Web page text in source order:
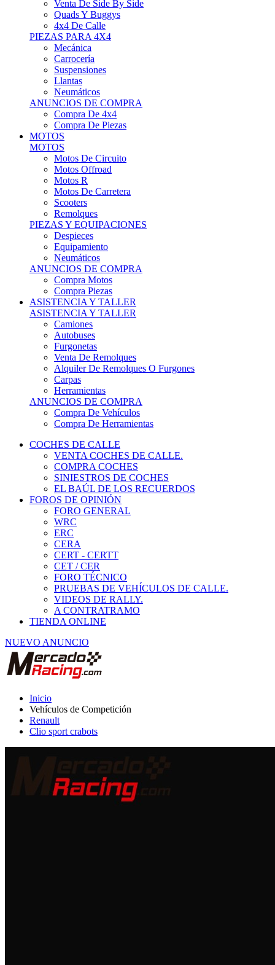
Motos R
Motos De Carretera
Scooters
Remolques
PIEZAS Y EQUIPACIONES
Despieces
Equipamiento
Neumáticos
ANUNCIOS DE COMPRA
Compra Motos
Compra Piezas
ASISTENCIA Y TALLER
ASISTENCIA Y TALLER
Camiones
Autobuses
Furgonetas
Venta De Remolques
Alquiler De Remolques O Furgones
Carpas
Herramientas
ANUNCIOS DE COMPRA
Compra De Vehículos
Compra De Herramientas
COCHES DE CALLE
VENTA COCHES DE CALLE.
COMPRA COCHES
SINIESTROS DE COCHES
EL BAÚL DE LOS RECUERDOS
FOROS DE OPINIÓN
FORO GENERAL
WRC
ERC
CERA
CERT - CERTT
CET / CER
FORO TÉCNICO
PRUEBAS DE VEHÍCULOS DE CALLE.
VIDEOS DE RALLY.
A CONTRATRAMO
TIENDA ONLINE
NUEVO ANUNCIO
Inicio
Vehículos de Competición
Renault
Clio sport crabots